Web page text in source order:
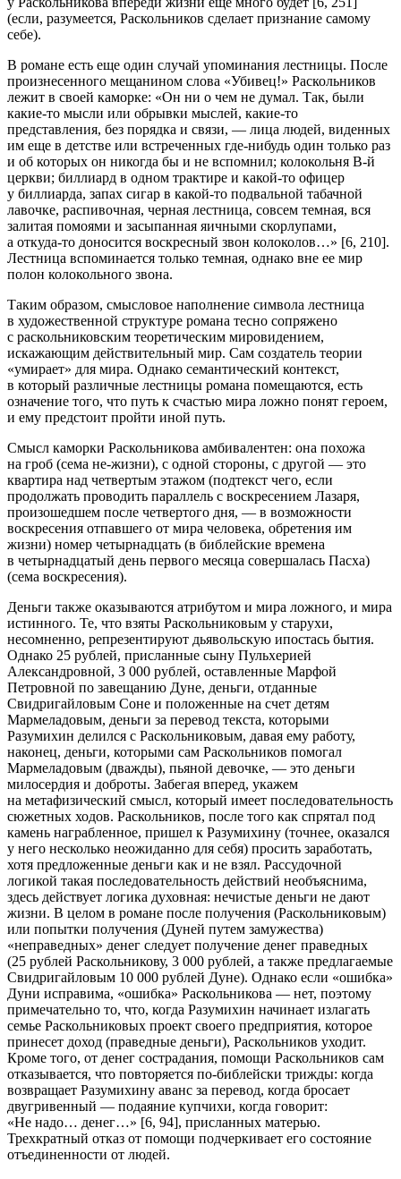
(если, разумеется, Раскольников сделает признание самому
себе).
В романе есть еще один случай упоминания лестницы. После
произнесенного мещанином слова «Убивец!» Раскольников
лежит в своей каморке: «Он ни о чем не думал. Так, были
какие-то мысли или обрывки мыслей, какие-то
представления, без порядка и связи, — лица людей, виденных
им еще в детстве или встреченных где-нибудь один только раз
и об которых он никогда бы и не вспомнил; колокольня В-й
церкви; биллиард в одном трактире и какой-то офицер
у биллиарда, запах сигар в какой-то подвальной табачной
лавочке, распивочная, черная лестница, совсем темная, вся
залитая помоями и засыпанная яичными скорлупами,
а откуда-то доносится воскресный звон колоколов…» [6, 210].
Лестница вспоминается только темная, однако вне ее мир
полон колокольного звона.
Таким образом, смысловое наполнение символа лестница
в художественной структуре романа тесно сопряжено
с раскольниковским теоретическим мировидением,
искажающим действительный мир. Сам создатель теории
«умирает» для мира. Однако семантический контекст,
в который различные лестницы романа помещаются, есть
означение того, что путь к счастью мира ложно понят героем,
и ему предстоит пройти иной путь.
Смысл каморки Раскольникова амбивалентен: она похожа
на гроб (сема не-жизни), с одной стороны, с другой — это
квартира над четвертым этажом (подтекст чего, если
продолжать проводить параллель с воскресением Лазаря,
произошедшем после четвертого дня, — в возможности
воскресения отпавшего от мира человека, обретения им
жизни) номер четырнадцать (в библейские времена
в четырнадцатый день первого месяца совершалась Пасха)
(сема воскресения).
Деньги также оказываются атрибутом и мира ложного, и мира
истинного. Те, что взяты Раскольниковым у старухи,
несомненно, репрезентируют дьявольскую ипостась бытия.
Однако 25 рублей, присланные сыну Пульхерией
Александровной, 3 000 рублей, оставленные Марфой
Петровной по завещанию Дуне, деньги, отданные
Свидригайловым Соне и положенные на счет детям
Мармеладовым, деньги за перевод текста, которыми
Разумихин делился с Раскольниковым, давая ему работу,
наконец, деньги, которыми сам Раскольников помогал
Мармеладовым (дважды), пьяной девочке, — это деньги
милосердия и доброты. Забегая вперед, укажем
на метафизический смысл, который имеет последовательность
сюжетных ходов. Раскольников, после того как спрятал под
камень награбленное, пришел к Разумихину (точнее, оказался
у него несколько неожиданно для себя) просить заработать,
хотя предложенные деньги как и не взял. Рассудочной
логикой такая последовательность действий необъяснима,
здесь действует логика духовная: нечистые деньги не дают
жизни. В целом в романе после получения (Раскольниковым)
или попытки получения (Дуней путем замужества)
«неправедных» денег следует получение денег праведных
(25 рублей Раскольникову, 3 000 рублей, а также предлагаемые
Свидригайловым 10 000 рублей Дуне). Однако если «ошибка»
Дуни исправима, «ошибка» Раскольникова — нет, поэтому
примечательно то, что, когда Разумихин начинает излагать
семье Раскольниковых проект своего предприятия, которое
принесет доход (праведные деньги), Раскольников уходит.
Кроме того, от денег сострадания, помощи Раскольников сам
отказывается, что повторяется по-библейски трижды: когда
возвращает Разумихину аванс за перевод, когда бросает
двугривенный — подаяние купчихи, когда говорит:
«Не надо… денег…» [6, 94], присланных матерью.
Трехкратный отказ от помощи подчеркивает его состояние
отъединенности от людей.